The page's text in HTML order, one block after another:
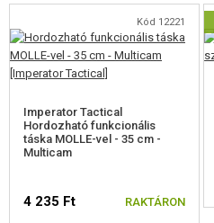
Kód 12221
Imperator Tactical
Hordozható funkcionális
táska MOLLE-vel - 35 cm -
Multicam
4 235 Ft RAKTÁRON